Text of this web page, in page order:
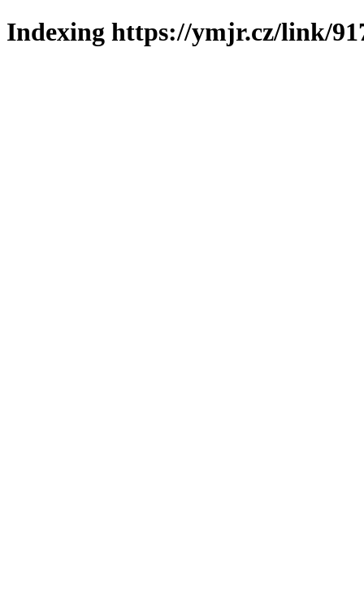
Indexing https://ymjr.cz/link/